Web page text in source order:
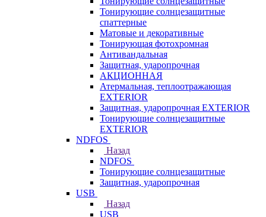
Тонирующие солнцезащитные
спаттерные
Матовые и декоративные
Тонирующая фотохромная
Антивандальная
Защитная, ударопрочная
АКЦИОННАЯ
Атермальная, теплоотражающая
EXTERIOR
Защитная, ударопрочная EXTERIOR
Тонирующие солнцезащитные
EXTERIOR
NDFOS
Назад
NDFOS
Тонирующие солнцезащитные
Защитная, ударопрочная
USB
Назад
USB